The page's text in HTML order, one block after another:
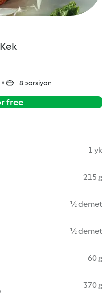
8 porsiyon
free
1 yk
215 g
½ demet
½ demet
60 g
370 g